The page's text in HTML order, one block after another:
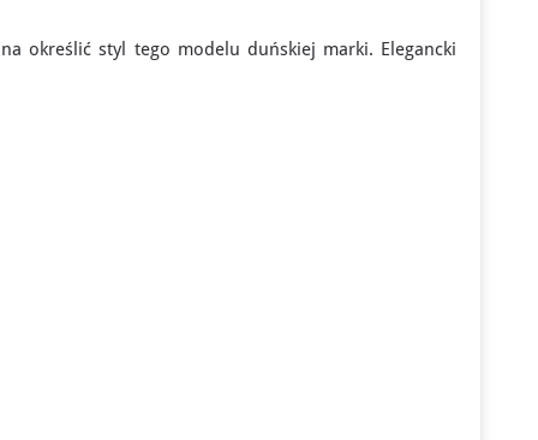
określić styl tego modelu duńskiej marki. Elegancki